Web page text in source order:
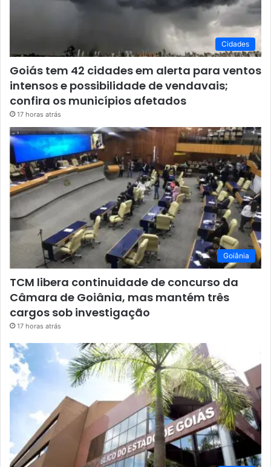
Cidades
Goiás tem 42 cidades em alerta para ventos
intensos e possibilidade de vendavais;
confira os municípios afetados
17 horas atrás
Goiânia
TCM libera continuidade de concurso da
Câmara de Goiânia, mas mantém três
cargos sob investigação
17 horas atrás